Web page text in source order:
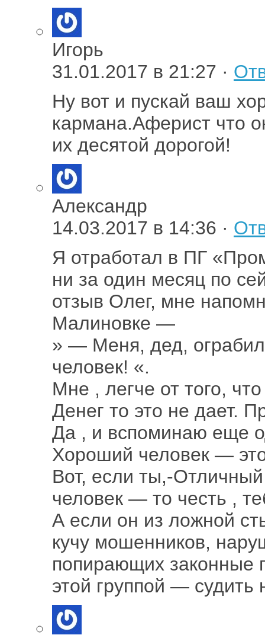
Игорь
31.01.2017 в 21:27 ·
Ну вот и пускай ваш
кармана.Аферист что
их десятой дорогой!
Александр
14.03.2017 в 14:36 ·
Я отработал в ПГ
ни за один месяц по
отзыв Олег, мне
Малиновке —
» — Меня, дед,
человек! «.
Мне , легче от того,
Денег то это не дает.
Да , и вспоминаю еще
Хороший человек —
Вот, если ты,-
человек — то честь ,
А если он из ложной
кучу мошенников,
попирающих законные
этой группой — судить